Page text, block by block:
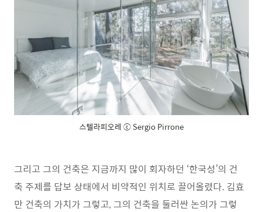
스텔라피오레 ⓒ Sergio Pirrone
그리고 그의 건축은 지금까지 많이 회자하던 ‘한국성’의 건
축 주제를 답보 상태에서 비약적인 위치로 끌어올렸다. 김효
만 건축의 가치가 그렇고, 그의 건축을 둘러싼 논의가 그렇